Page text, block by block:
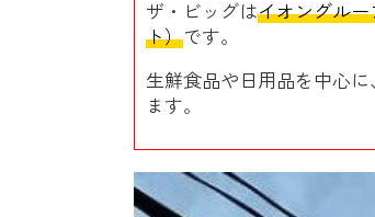
ザ・ビッグはイオングル
ト）です。
生鮮食品や日用品を中心
ます。